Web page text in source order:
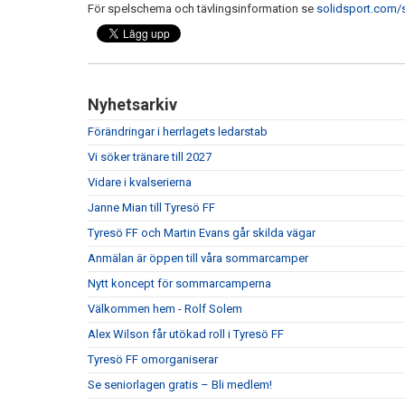
För spelschema och tävlingsinformation se solidsport.com/
Nyhetsarkiv
Förändringar i herrlagets ledarstab
Vi söker tränare till 2027
Vidare i kvalserierna
Janne Mian till Tyresö FF
Tyresö FF och Martin Evans går skilda vägar
Anmälan är öppen till våra sommarcamper
Nytt koncept för sommarcamperna
Välkommen hem - Rolf Solem
Alex Wilson får utökad roll i Tyresö FF
Tyresö FF omorganiserar
Se seniorlagen gratis – Bli medlem!